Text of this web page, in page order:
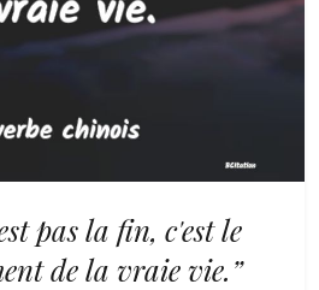
pas la fin, c'est le
de la vraie vie.”